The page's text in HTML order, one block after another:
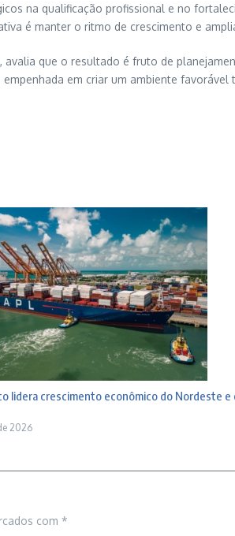
na qualificação profissional e no
é manter o ritmo de crescimento e
, avalia que o resultado é fruto de
em criar um ambiente
lidera crescimento econômico do Nordeste e
2026
com *